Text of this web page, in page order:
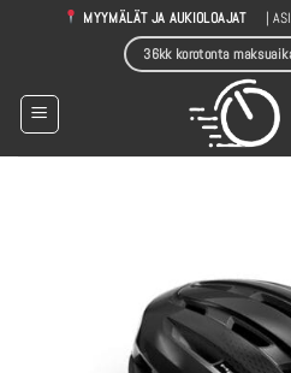
MYYMÄLÄT JA AUKIOLOAJAT |
36kk korotonta